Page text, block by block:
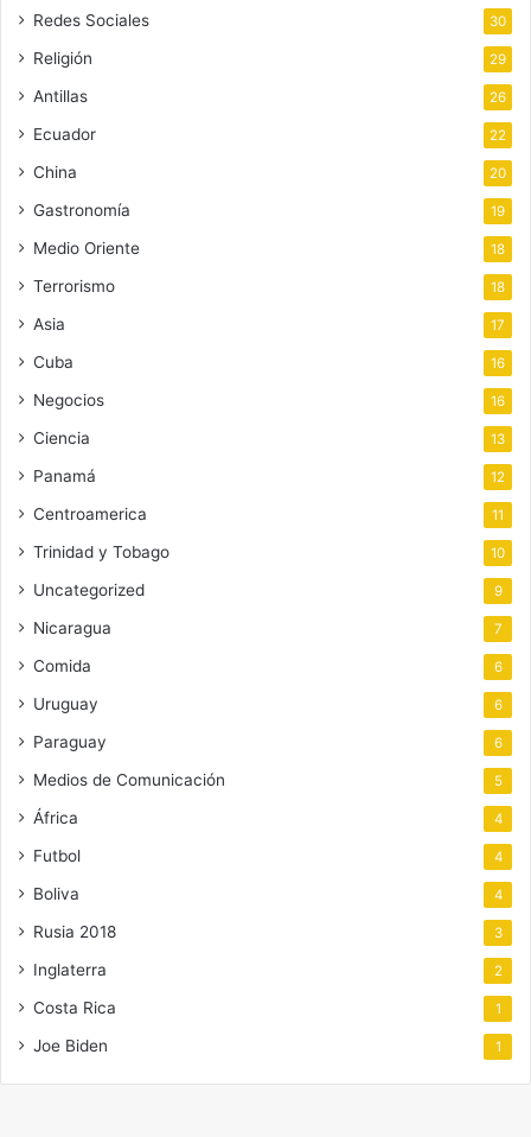
Redes Sociales 30
Religión 29
Antillas 26
Ecuador 22
China 20
Gastronomía 19
Medio Oriente 18
Terrorismo 18
Asia 17
Cuba 16
Negocios 16
Ciencia 13
Panamá 12
Centroamerica 11
Trinidad y Tobago 10
Uncategorized 9
Nicaragua 7
Comida 6
Uruguay 6
Paraguay 6
Medios de Comunicación 5
África 4
Futbol 4
Boliva 4
Rusia 2018 3
Inglaterra 2
Costa Rica 1
Joe Biden 1